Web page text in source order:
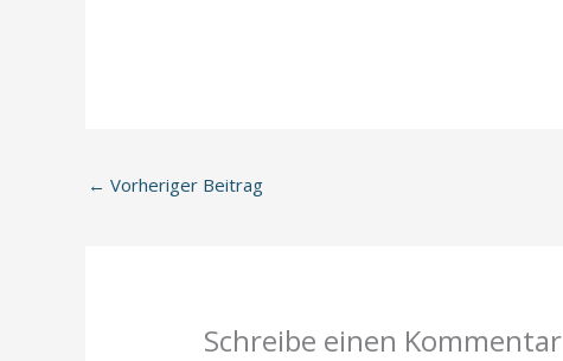
← Vorheriger Beitrag
Schreibe einen Kommentar